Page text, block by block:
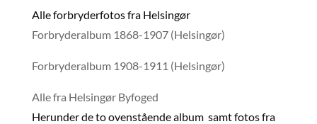
Alle forbryderfotos fra Helsingør
Forbryderalbum 1868-1907 (Helsingør)
Forbryderalbum 1908-1911 (Helsingør)
Alle fra Helsingør Byfoged
Herunder de to ovenstående album samt fotos fra